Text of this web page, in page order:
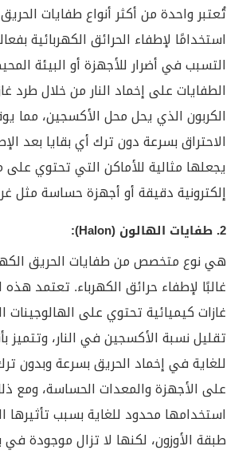
تُعتبر واحدة من أكثر أنواع طفايات
استخدامًا لإطفاء الحرائق الكهربائية
التسبب في أضرار للأجهزة أو البيئة
الطفايات على إخماد النار من خلال طرد
الكربون الذي يحل محل الأكسجين، مما
الاحتراق بسرعة دون ترك أي بقايا بعد
يجعلها مثالية للأماكن التي تحتوي
إلكترونية دقيقة أو أجهزة حساسة مثل
2. طفايات الهالون (Halon):
هي نوع متخصص من طفايات الحريق
غالبًا لإطفاء حرائق الكهرباء. تعتمد
غازات كيميائية تحتوي على
تقليل نسبة الأكسجين في النار، وتتميز
للغاية في إخماد الحريق بسرعة وبدون
على الأجهزة والمعدات الحساسة، ومع
استخدامها محدود للغاية بسبب
طبقة الأوزون، لكنها لا تزال موجودة